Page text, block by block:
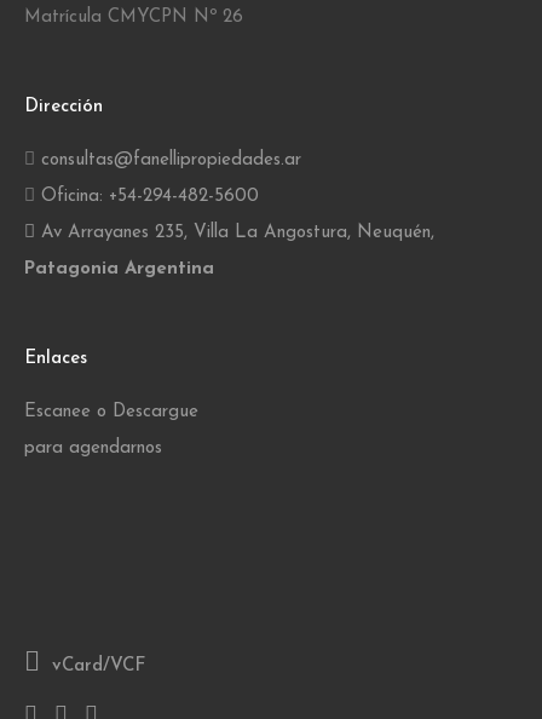
Matrícula CMYCPN Nº 26
Dirección
consultas@fanellipropiedades.ar
Oficina: +54-294-482-5600
Av Arrayanes 235, Villa La Angostura, Neuquén,
Patagonia Argentina
Enlaces
Escanee o Descargue
para agendarnos
vCard/VCF